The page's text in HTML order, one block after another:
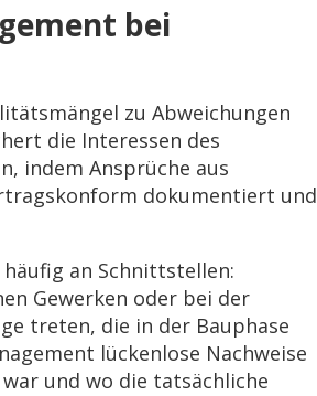
bei
zu Abweichungen
die Interessen des
indem Ansprüche aus
dokumentiert und
an Schnittstellen:
Gewerken oder bei der
treten, die in der Bauphase
lückenlose Nachweise
und wo die tatsächliche